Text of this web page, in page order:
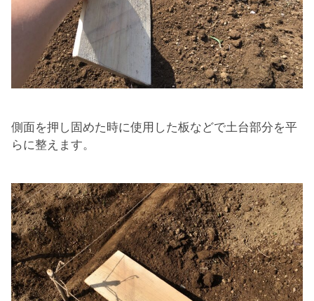
側面を押し固めた時に使用した板などで土台部分を平
らに整えます。